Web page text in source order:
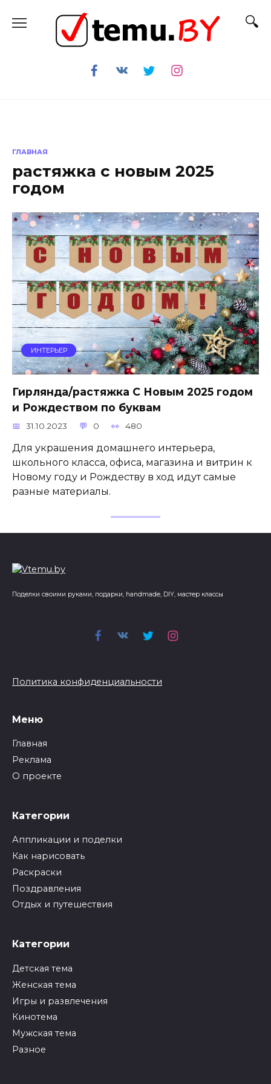
содержанию
ГЛАВНАЯ
растяжка с новым 2025
годом
ИНТЕРЬЕР
Гирлянда/растяжка С Новым 2025 годом
и Рождеством по буквам
31.10.2023 0 480
Для украшения домашнего интерьера,
школьного класса, офиса, магазина и витрин к
Новому году и Рождеству в ход идут самые
разные материалы.
Поделки своими руками, подарки, handmade, DIY, мастер классы
Политика конфиденциальности
Меню
Главная
Реклама
О проекте
Категории
Аппликации и поделки
Как нарисовать
Раскраски
Поздравления
Отдых и путешествия
Категории
Детская тема
Женская тема
Игры и развлечения
Кинотема
Мужская тема
Разное